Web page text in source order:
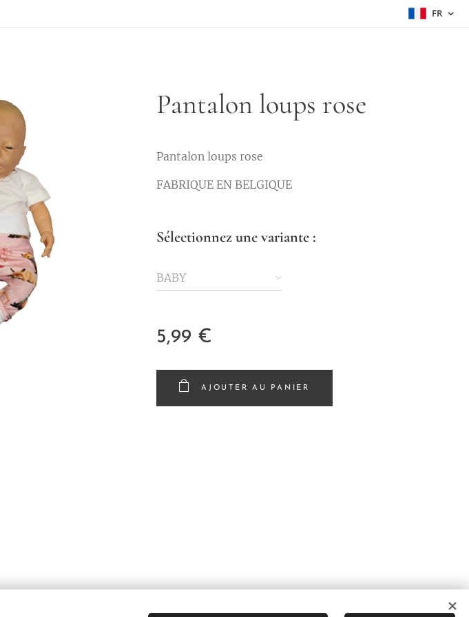
FR
Pantalon loups rose
Pantalon loups rose
FABRIQUE EN BELGIQUE
Sélectionnez une variante :
BABY
5,99 €
AJOUTER AU PANIER